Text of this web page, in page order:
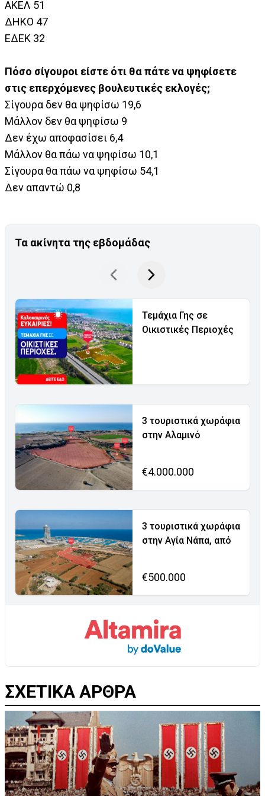
ΑΚΕΛ 51
ΔΗΚΟ 47
ΕΔΕΚ 32
Πόσο σίγουροι είστε ότι θα πάτε να ψηφίσετε
στις επερχόμενες βουλευτικές εκλογές;
Σίγουρα δεν θα ψηφίσω 19,6
Μάλλον δεν θα ψηφίσω 9
Δεν έχω αποφασίσει 6,4
Μάλλον θα πάω να ψηφίσω 10,1
Σίγουρα θα πάω να ψηφίσω 54,1
Δεν απαντώ 0,8
Τα ακίνητα της εβδομάδας
Τεμάχια Γης σε
Οικιστικές Περιοχές
3 τουριστικά χωράφια
στην Αλαμινό
€4.000.000
3 τουριστικά χωράφια
στην Αγία Νάπα, από
€500.000
ΣΧΕΤΙΚΑ ΑΡΘΡΑ